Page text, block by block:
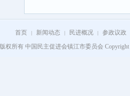
首页 | 新闻动态 | 民进概况 |
参政议政
版权所有 中国民主促进会镇江市委员会 Copyright